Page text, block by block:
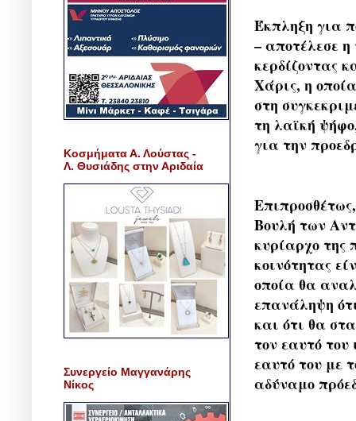
​Έκπληξη για
– αποτέλεσε η
κερδίζοντας
Χάρις, η
στη
τη λαϊκή
για την
Βουλή των
κυρίαρχο της
κοινότητας
οποία θα
επανάληψη
και ότι θα
τον εαυτό
εαυτό του με
αδύναμο
Κοσμήματα Α. Λούστας -
Λ. Θυσιάδης στην Αριδαία
Συνεργείο Μαγγανάρης
Νίκος